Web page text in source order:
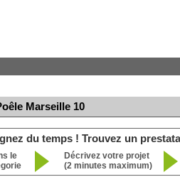
Marseille 10
du temps ! Trouvez un
le
Décrivez votre projet
(2 minutes maximum)